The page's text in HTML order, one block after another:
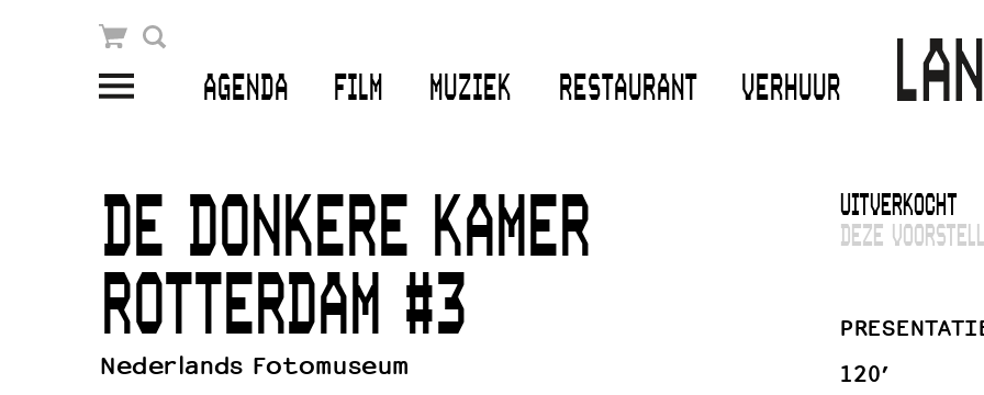
AGENDA FILM MUZIEK RESTAURANT VERHUUR
Winkelmandje
Openingstijden & contact
Bereikbaarheid
Kaartverkoop
EDUCATIE
DE DONKERE KAMER
ROTTERDAM #3
Nederlands Fotomuseum
UITVERKOCHT
DEZE
120’